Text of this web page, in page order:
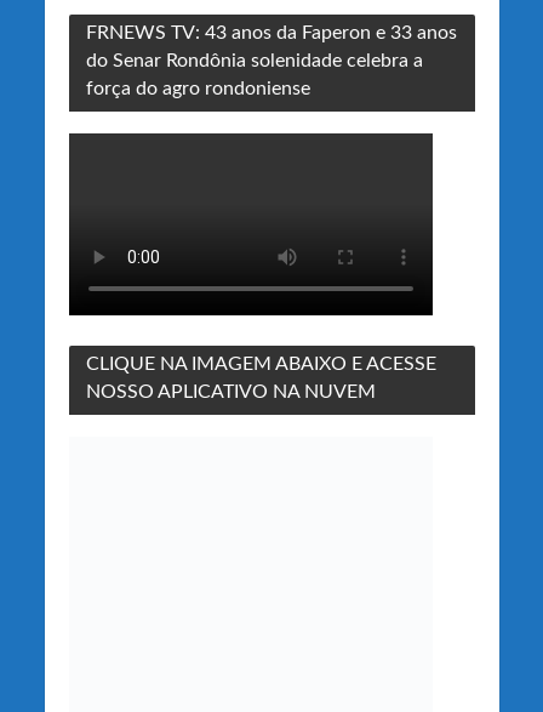
FRNEWS TV: 43 anos da Faperon e 33 anos
do Senar Rondônia solenidade celebra a
força do agro rondoniense
CLIQUE NA IMAGEM ABAIXO E ACESSE
NOSSO APLICATIVO NA NUVEM